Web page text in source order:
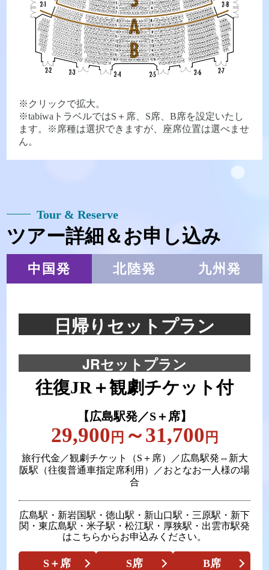
※クリックで拡大。
※tabiwaトラベルではS＋席、S席、B席を設定いたし
ます。※席種は選択できますが、座席位置は選べませ
ん。
Tour & Reserve
ツアー詳細＆お申し込み
中国発 北陸発 九州発
日帰りセットプラン
JRセットプラン
往復JR＋観劇チケット付
【広島駅発／S＋席】
29,900 円 ～31,700 円
旅行代金／観劇チケット（S＋席）／広島駅発⇔新大
阪駅（往復普通車指定席利用）／おとなお一人様の場
合
広島駅・新岩国駅・徳山駅・新山口駅・三原駅・新下
関・東広島駅・米子駅・松江駅・厚狭駅・出雲市駅発
はこちらからお申込みください。
S＋席 S席 B席